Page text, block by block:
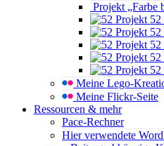
Projekt „Farbe
Projekt 52
Projekt 52
Projekt 52
Projekt 52
Projekt 52
Meine Lego-
Meine Flickr-Seite
Ressourcen & mehr
Pace-Rechner
Hier verwendete